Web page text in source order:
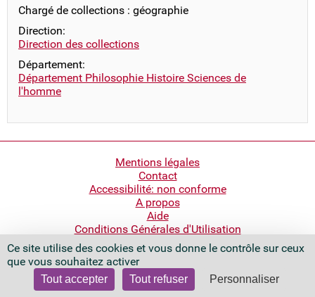
Ce site utilise des cookies et vous donne le contrôle sur ceux
que vous souhaitez activer
Tout accepter Tout refuser Personnaliser
Chargé de collections : géographie
Direction:
Direction des collections
Département:
Département Philosophie Histoire Sciences de
l'homme
Mentions légales
Contact
Accessibilité: non conforme
A propos
Aide
Conditions Générales d'Utilisation
Bibliothèque nationale de France
Quai François Mauriac
75706 Paris Cedex 13 - France